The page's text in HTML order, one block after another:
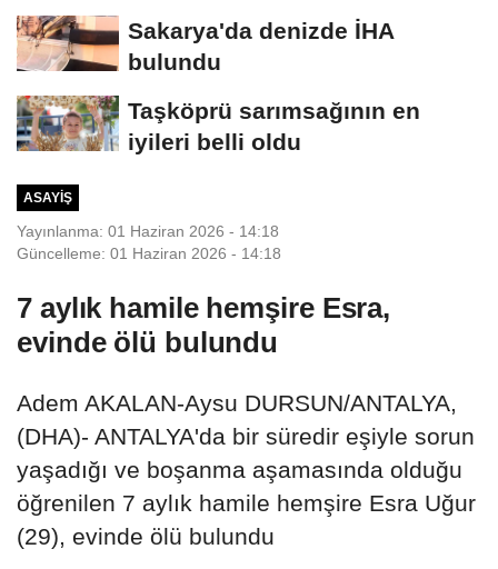
Sakarya'da denizde İHA
bulundu
Taşköprü sarımsağının en
iyileri belli oldu
ASAYIŞ
Yayınlanma: 01 Haziran 2026 - 14:18
Güncelleme: 01 Haziran 2026 - 14:18
7 aylık hamile hemşire Esra,
evinde ölü bulundu
Adem AKALAN-Aysu DURSUN/ANTALYA,
(DHA)- ANTALYA'da bir süredir eşiyle sorun
yaşadığı ve boşanma aşamasında olduğu
öğrenilen 7 aylık hamile hemşire Esra Uğur
(29), evinde ölü bulundu